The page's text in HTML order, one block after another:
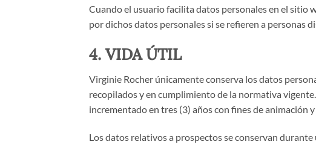
Cuando el usuario facilita datos personales en el sitio
por dichos datos personales si se refieren a personas
4. VIDA ÚTIL
Virginie Rocher únicamente conserva los datos
recopilados y en cumplimiento de la normativa
incrementado en tres (3) años con fines de animación
Los datos relativos a prospectos se conservan